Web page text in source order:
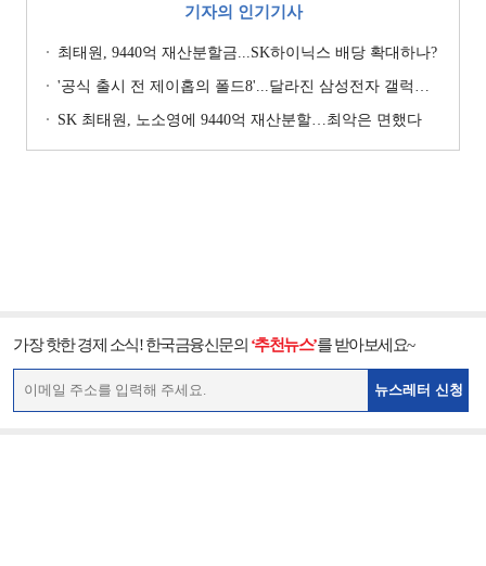
기자의 인기기사
최태원, 9440억 재산분할금...SK하이닉스 배당 확대하나?
'공식 출시 전 제이홉의 폴드8'...달라진 삼성전자 갤럭시 마케팅?
SK 최태원, 노소영에 9440억 재산분할…최악은 면했다
가장 핫한 경제 소식! 한국금융신문의 ‘추천뉴스’를 받아보세요~
뉴스레터 신청